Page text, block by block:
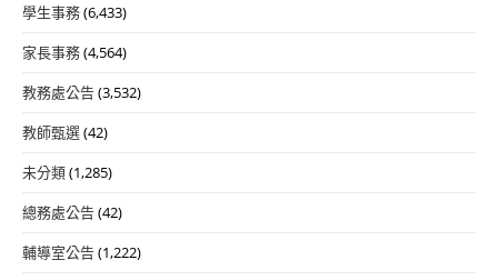
學生事務(6,433)
家長事務(4,564)
教務處公告(3,532)
教師甄選(42)
未分類(1,285)
總務處公告(42)
輔導室公告(1,222)